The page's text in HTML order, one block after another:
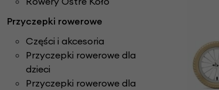
Przyczepki rowerowe
Części i akcesoria
Przyczepki rowerowe dla
dzieci
Przyczepki rowerowe dla